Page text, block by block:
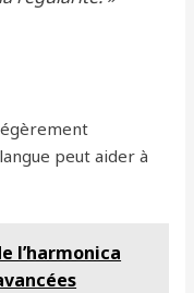
peut aider à
l’harmonica